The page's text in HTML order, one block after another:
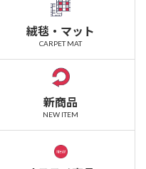
絨毯・マット
CARPET MAT
新商品
NEW ITEM